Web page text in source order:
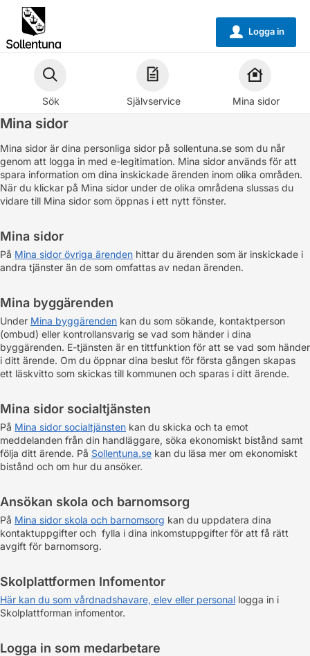
Välkommen
självservice
Sollentuna
kommun
Sök Självservice Mina sidor
u Logga in
Mina sidor
Mina sidor är dina personliga sidor på sollentuna.se som du når
genom att logga in med e-legitimation. Mina sidor används för att
spara information om dina inskickade ärenden inom olika områden.
När du klickar på Mina sidor under de olika områdena slussas du
vidare till Mina sidor som öppnas i ett nytt fönster.
Mina sidor
På Mina sidor övriga ärenden hittar du ärenden som är inskickade i
andra tjänster än de som omfattas av nedan ärenden.
Mina byggärenden
Under Mina byggärenden kan du som sökande, kontaktperson
(ombud) eller kontrollansvarig se vad som händer i dina
byggärenden. E-tjänsten är en tittfunktion för att se vad som händer
i ditt ärende. Om du öppnar dina beslut för första gången skapas
ett läskvitto som skickas till kommunen och sparas i ditt ärende.
Mina sidor socialtjänsten
På Mina sidor socialtjänsten kan du skicka och ta emot
meddelanden från din handläggare, söka ekonomiskt bistånd samt
följa ditt ärende. På Sollentuna.se kan du läsa mer om ekonomiskt
bistånd och om hur du ansöker.
Ansökan skola och barnomsorg
På Mina sidor skola och barnomsorg kan du uppdatera dina
kontaktuppgifter och fylla i dina inkomstuppgifter för att få rätt
avgift för barnomsorg.
Skolplattformen Infomentor
Här kan du som vårdnadshavare, elev eller personal logga in i
Skolplattforman infomentor.
Logga in som medarbetare